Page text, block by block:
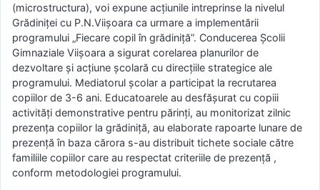
(microstructura), voi expune acțiunile intreprinse la nivelul
Grădiniței cu P.N.Viișoara ca urmare a implementării
programului „Fiecare copil în grădiniță”. Conducerea Școlii
Gimnaziale Viișoara a sigurat corelarea planurilor de
dezvoltare și acțiune școlară cu direcțiile strategice ale
programului. Mediatorul școlar a participat la recrutarea
copiilor de 3-6 ani. Educatoarele au desfășurat cu copiii
activități demonstrative pentru părinți, au monitorizat zilnic
prezența copiilor la grădiniță, au elaborate rapoarte lunare de
prezență în baza cărora s-au distribuit tichete sociale către
familiile copiilor care au respectat criteriile de prezență ,
conform metodologiei programului.